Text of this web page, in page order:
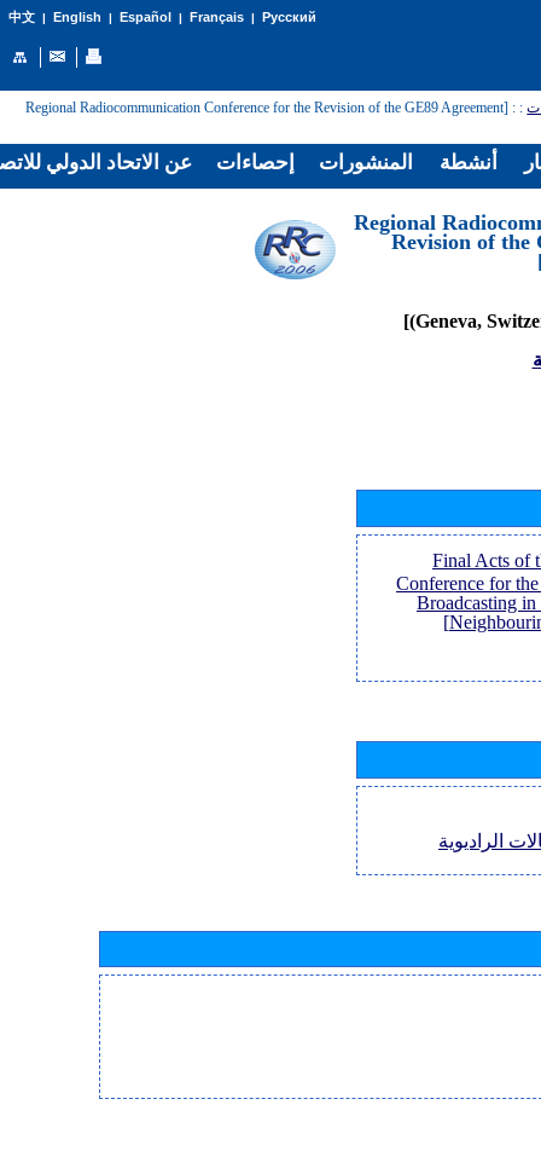
中文| English | Español | Français| Русский
:
: [Regional Radiocommunication Conference for the Revision of the GE89 Agreement
[Regional
Revision of the
[Final Acts of
Conference for
Broadcasting
الراديوية
عن الاتحاد الدولي إحصاءات المنشورات أنشطة